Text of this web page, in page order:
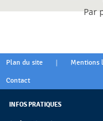
Par
Plan du site | Mentions
Contact
INFOS PRATIQUES